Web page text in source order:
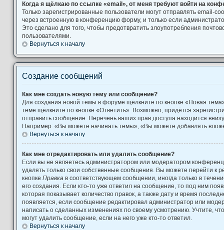
Когда я щёлкаю по ссылке «email», от меня требуют войти на
Только зарегистрированные пользователи могут отправлять email-
через встроенную в конференцию форму, и только если
Это сделано для того, чтобы предотвратить злоупотребления
пользователями.
Вернуться к началу
Создание сообщений
Как мне создать новую тему или сообщение?
Для создания новой темы в форуме щёлкните по кнопке «Новая
теме щёлкните по кнопке «Ответить». Возможно, придётся
отправить сообщение. Перечень ваших прав доступа находится
Например: «Вы можете начинать темы», «Вы можете добавлять
Вернуться к началу
Как мне отредактировать или удалить сообщение?
Если вы не являетесь администратором или модератором
удалять только свои собственные сообщения. Вы можете перейти к
кнопке Правка в соответствующем сообщении, иногда только в
его создания. Если кто-то уже ответил на сообщение, то под ним
которая показывает количество правок, а также дату и время
появляется, если сообщение редактировал администратор или
написать о сделанных изменениях по своему усмотрению. Учтите,
могут удалить сообщение, если на него уже кто-то ответил.
Вернуться к началу